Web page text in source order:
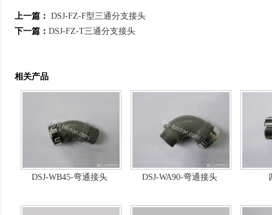
上一篇： DSJ-FZ-F型三通分支接头
下一篇： DSJ-FZ-T三通分支接头
相关产品
DSJ-WB45-弯通接头 DSJ-WA90-弯通接头